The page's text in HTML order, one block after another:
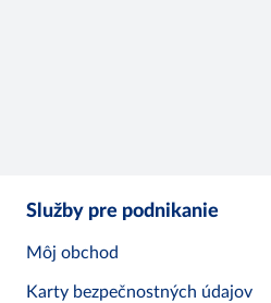
Služby pre podnikanie
Môj obchod
Karty bezpečnostných údajov